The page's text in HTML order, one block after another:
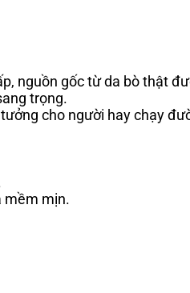
nguồn gốc từ da bò thật
trọng.
cho người hay chạy
mềm mịn.